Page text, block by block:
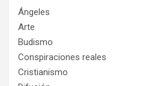
Ángeles
Arte
Budismo
Conspiraciones reales
Cristianismo